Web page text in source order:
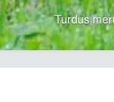
Turdus